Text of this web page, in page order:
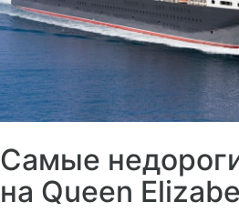
Самые
на Queen